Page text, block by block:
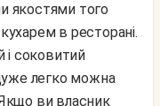
якостями того
в ресторані.
і соковитий
легко можна
ви власник